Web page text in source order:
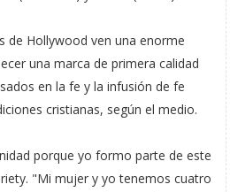
de Hollywood ven una enorme
una marca de primera calidad
en la fe y la infusión de fe
cristianas, según el medio.
porque yo formo parte de este
"Mi mujer y yo tenemos cuatro